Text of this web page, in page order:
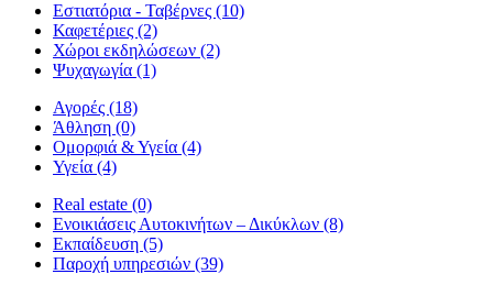
Εστιατόρια - Ταβέρνες (10)
Καφετέριες (2)
Χώροι εκδηλώσεων (2)
Ψυχαγωγία (1)
Αγορές (18)
Άθληση (0)
Ομορφιά & Υγεία (4)
Υγεία (4)
Real estate (0)
Ενοικιάσεις Αυτοκινήτων – Δικύκλων (8)
Εκπαίδευση (5)
Παροχή υπηρεσιών (39)